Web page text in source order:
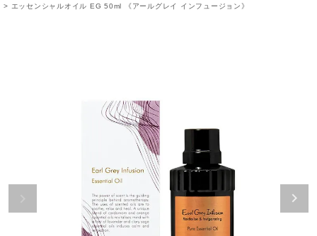
エッセンシャルオイル EG 50ml 《アールグレイ インフュージョン》